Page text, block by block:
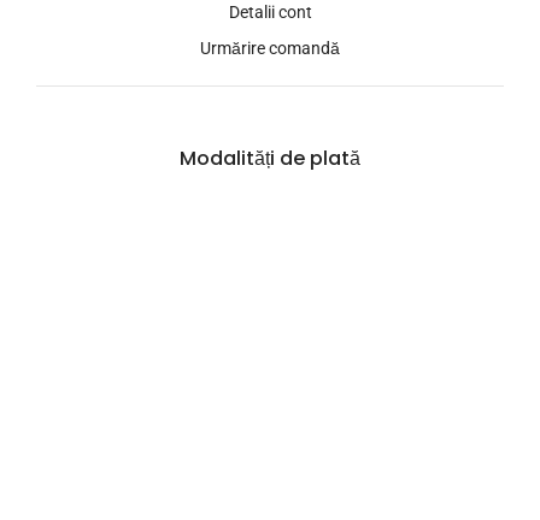
Detalii cont
Urmărire comandă
Modalități de plată